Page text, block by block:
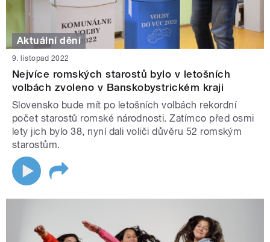
Aktuální dění
9. listopad 2022
Nejvíce romských starostů bylo v letošních
volbách zvoleno v Banskobystrickém kraji
Slovensko bude mít po letošních volbách rekordní
počet starostů romské národnosti. Zatímco před osmi
lety jich bylo 38, nyní dali voliči důvěru 52 romským
starostům.